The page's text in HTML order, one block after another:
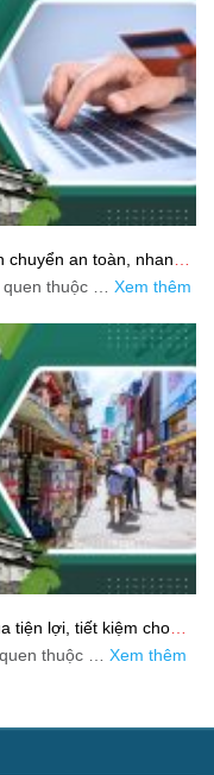
an toàn, nhanh
quen thuộc … Xem thêm
tiện lợi, tiết kiệm cho
thuộc … Xem thêm